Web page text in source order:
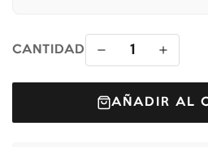
CANTIDAD 1
AÑADIR AL